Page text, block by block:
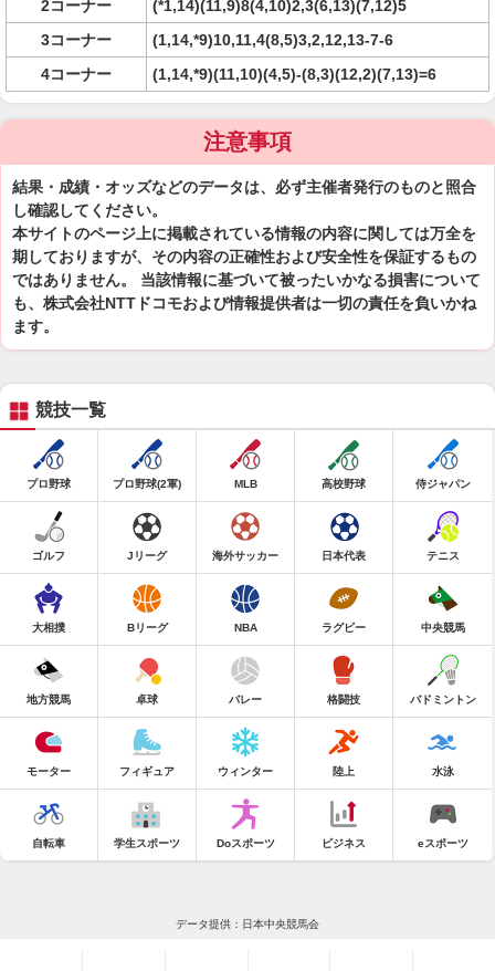
2コーナー
(*1,14)(11,9)8(4,10)2,3(6,13)(7,12)5
3コーナー
(1,14,*9)10,11,4(8,5)3,2,12,13-7-6
4コーナー
(1,14,*9)(11,10)(4,5)-(8,3)(12,2)(7,13)=6
注意事項
結果・成績・オッズなどのデータは、必ず主催者発行のものと照合
し確認してください。
本サイトのページ上に掲載されている情報の内容に関しては万全を
期しておりますが、その内容の正確性および安全性を保証するもの
ではありません。 当該情報に基づいて被ったいかなる損害について
も、株式会社NTTドコモおよび情報提供者は一切の責任を負いかね
ます。
競技一覧
プロ野球 プロ野球(2軍) MLB 高校野球 侍ジャパン
ゴルフ Jリーグ 海外サッカー 日本代表 テニス
大相撲 Bリーグ NBA ラグビー 中央競馬
地方競馬 卓球 バレー 格闘技 バドミントン
モーター フィギュア ウィンター 陸上 水泳
自転車 学生スポーツ Doスポーツ ビジネス eスポーツ
データ提供：日本中央競馬会